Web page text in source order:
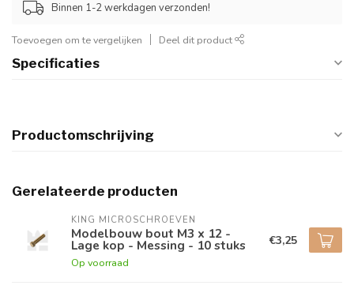
Binnen 1-2 werkdagen verzonden!
Toevoegen om te vergelijken Deel dit product
Specificaties
Productomschrijving
Gerelateerde producten
KING MICROSCHROEVEN
Modelbouw bout M3 x 12 -
Lage kop - Messing - 10 stuks
Op voorraad
€3,25